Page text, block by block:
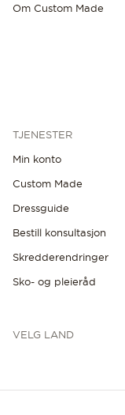
Om Custom Made
TJENESTER
Min konto
Custom Made
Dressguide
Bestill konsultasjon
Skredderendringer
Sko- og pleieråd
VELG LAND